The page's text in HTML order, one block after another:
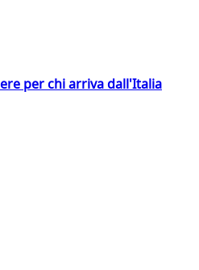
per chi arriva dall'Italia